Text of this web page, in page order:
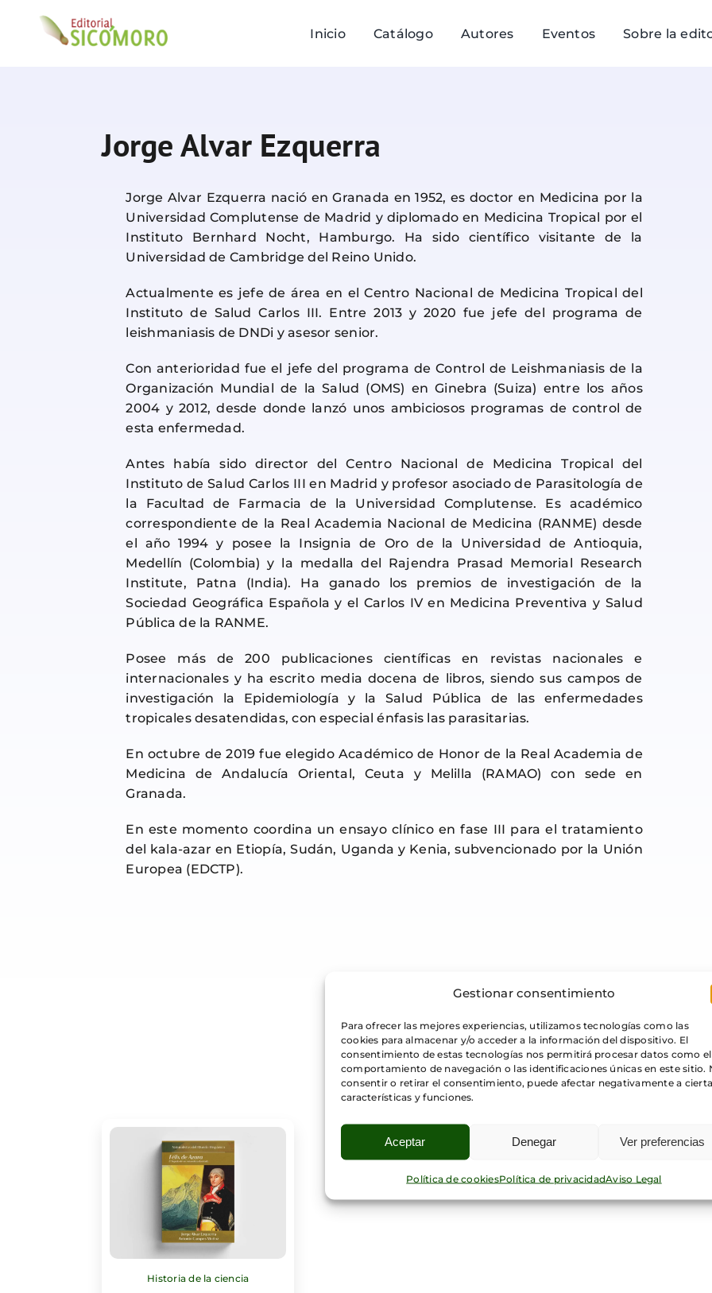
Gestionar consentimiento
Para ofrecer las mejores experiencias, utilizamos tecnologías como las
cookies para almacenar y/o acceder a la información del dispositivo. El
consentimiento de estas tecnologías nos permitirá procesar datos como el
comportamiento de navegación o las identificaciones únicas en este sitio.
consentir o retirar el consentimiento, puede afectar negativamente a
características y funciones.
Aceptar Denegar Ver preferencias
Política de cookiesPolítica de privacidadAviso Legal
contenido
Inicio Catálogo Autores Eventos Sobre la
Jorge Alvar Ezquerra
Jorge Alvar Ezquerra nació en Granada en 1952, es doctor en Medicina por la
Universidad Complutense de Madrid y diplomado en Medicina Tropical por el
Instituto Bernhard Nocht, Hamburgo. Ha sido científico visitante de la
Universidad de Cambridge del Reino Unido.
Actualmente es jefe de área en el Centro Nacional de Medicina Tropical del
Instituto de Salud Carlos III. Entre 2013 y 2020 fue jefe del programa de
leishmaniasis de DNDi y asesor senior.
Con anterioridad fue el jefe del programa de Control de Leishmaniasis de la
Organización Mundial de la Salud (OMS) en Ginebra (Suiza) entre los años
2004 y 2012, desde donde lanzó unos ambiciosos programas de control de
esta enfermedad.
Antes había sido director del Centro Nacional de Medicina Tropical del
Instituto de Salud Carlos III en Madrid y profesor asociado de Parasitología de
la Facultad de Farmacia de la Universidad Complutense. Es académico
correspondiente de la Real Academia Nacional de Medicina (RANME) desde
el año 1994 y posee la Insignia de Oro de la Universidad de Antioquia,
Medellín (Colombia) y la medalla del Rajendra Prasad Memorial Research
Institute, Patna (India). Ha ganado los premios de investigación de la
Sociedad Geográfica Española y el Carlos IV en Medicina Preventiva y Salud
Pública de la RANME.
Posee más de 200 publicaciones científicas en revistas nacionales e
internacionales y ha escrito media docena de libros, siendo sus campos de
investigación la Epidemiología y la Salud Pública de las enfermedades
tropicales desatendidas, con especial énfasis las parasitarias.
En octubre de 2019 fue elegido Académico de Honor de la Real Academia de
Medicina de Andalucía Oriental, Ceuta y Melilla (RAMAO) con sede en
Granada.
En este momento coordina un ensayo clínico en fase III para el tratamiento
del kala-azar en Etiopía, Sudán, Uganda y Kenia, subvencionado por la Unión
Europea (EDCTP).
Libros de este autor
Historia de la ciencia